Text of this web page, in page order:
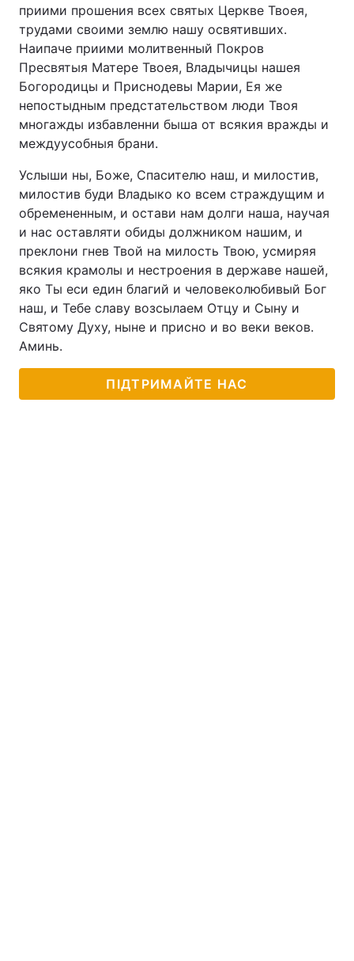
приими прошения всех святых Церкве Твоея,
трудами своими землю нашу освятивших.
Наипаче приими молитвенный Покров
Пресвятыя Матере Твоея, Владычицы нашея
Богородицы и Приснодевы Марии, Ея же
непостыдным предстательством люди Твоя
многажды избавленни быша от всякия вражды и
междуусобныя брани.
Услыши ны, Боже, Спасителю наш, и милостив,
милостив буди Владыко ко всем страждущим и
обремененным, и остави нам долги наша, научая
и нас оставляти обиды должником нашим, и
преклони гнев Твой на милость Твою, усмиряя
всякия крамолы и нестроения в державе нашей,
яко Ты еси един благий и человеколюбивый Бог
наш, и Тебе славу возсылаем Отцу и Сыну и
Святому Духу, ныне и присно и во веки веков.
Аминь.
ПІДТРИМАЙТЕ НАС